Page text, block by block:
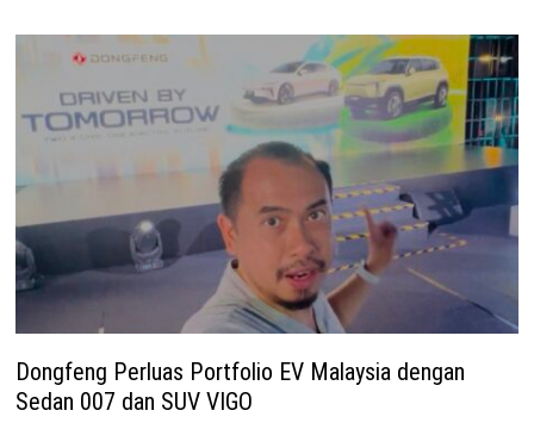
Dongfeng Perluas Portfolio EV Malaysia dengan
Sedan 007 dan SUV VIGO